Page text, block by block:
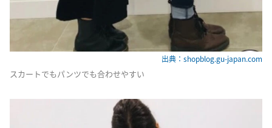
出典：shopblog.gu-japan.com
スカートでもパンツでも合わせやすい